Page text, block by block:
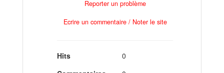
Reporter un problème
Ecrire un commentaire / Noter le site
Hits
0